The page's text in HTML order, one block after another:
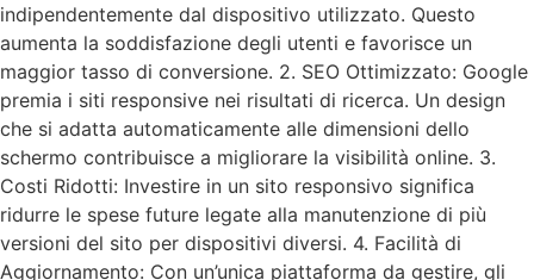
indipendentemente dal dispositivo utilizzato. Questo
aumenta la soddisfazione degli utenti e favorisce un
maggior tasso di conversione. 2. SEO Ottimizzato: Google
premia i siti responsive nei risultati di ricerca. Un design
che si adatta automaticamente alle dimensioni dello
schermo contribuisce a migliorare la visibilità online. 3.
Costi Ridotti: Investire in un sito responsivo significa
ridurre le spese future legate alla manutenzione di più
versioni del sito per dispositivi diversi. 4. Facilità di
Aggiornamento: Con un’unica piattaforma da gestire, gli